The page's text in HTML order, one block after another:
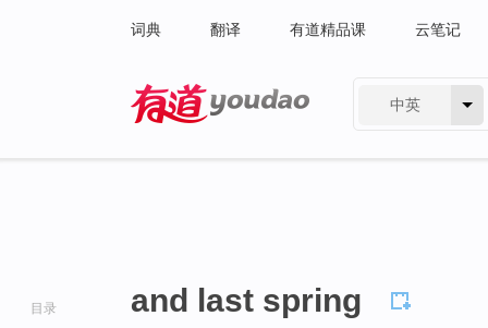
词典 翻译 有道精品课 云笔记
中英
目录 and last spring